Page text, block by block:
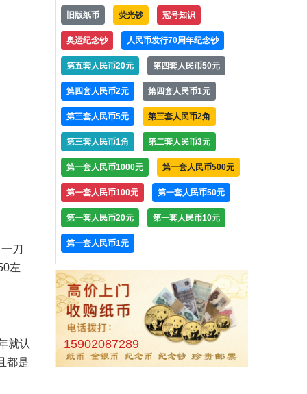
刀
左
就认
都是
旧版纸币 荧光钞 冠号知识
奥运纪念钞 人民币发行70周年纪念钞
第五套人民币20元 第四套人民币50元
第四套人民币2元 第四套人民币1元
第三套人民币5元 第三套人民币2角
第三套人民币1角 第二套人民币3元
第一套人民币1000元 第一套人民币500元
第一套人民币100元 第一套人民币50元
第一套人民币20元 第一套人民币10元
第一套人民币1元
15902087289